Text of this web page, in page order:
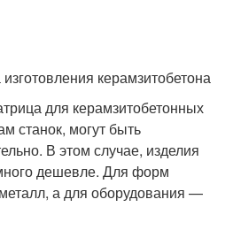
керамзитобетона
для керамзитобетонных
станок, могут быть
В этом случае, изделия
дешевле. Для форм
а для оборудования —